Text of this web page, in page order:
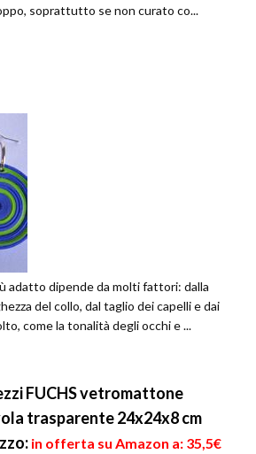
soprattutto se non curato co...
adatto dipende da molti fattori: dalla
del collo, dal taglio dei capelli e dai
come la tonalità degli occhi e ...
FUCHS vetromattone
trasparente 24x24x8 cm
in offerta su Amazon a: 35,5€